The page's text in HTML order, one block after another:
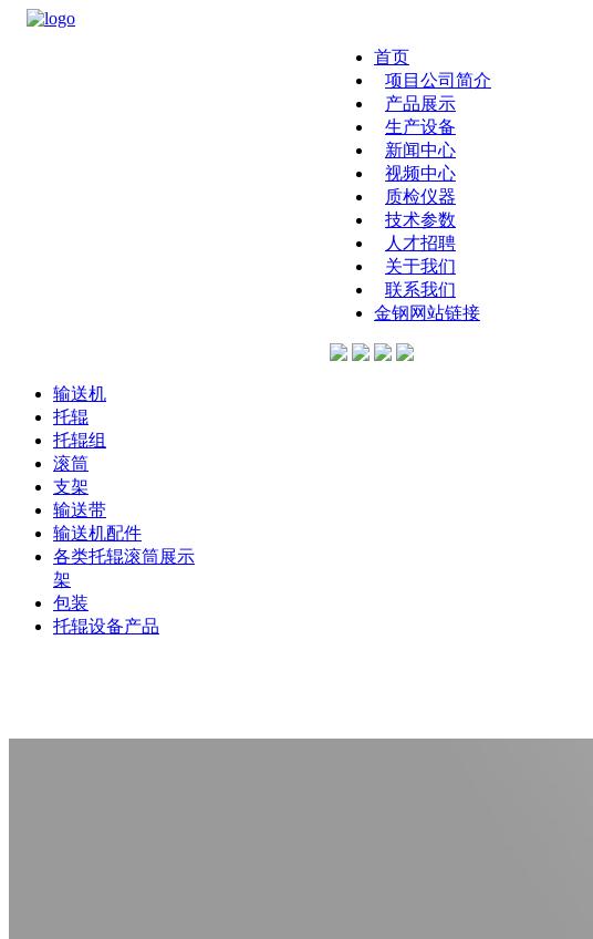
首页
项目公司简介
产品展示
生产设备
新闻中心
视频中心
质检仪器
技术参数
人才招聘
关于我们
联系我们
金钢网站链接
输送机
托辊
托辊组
滚筒
支架
输送带
输送机配件
各类托辊滚筒展示
架
包装
托辊设备产品